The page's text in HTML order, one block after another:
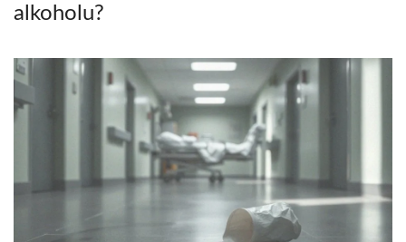
alkoholu?